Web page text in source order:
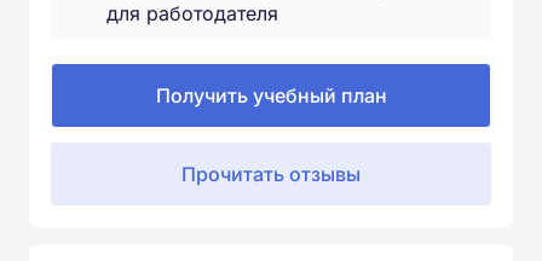
для работодателя
Получить учебный план
Прочитать отзывы